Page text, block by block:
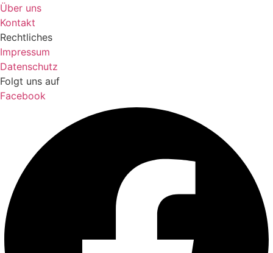
Über uns
Kontakt
Rechtliches
Impressum
Datenschutz
Folgt uns auf
Facebook